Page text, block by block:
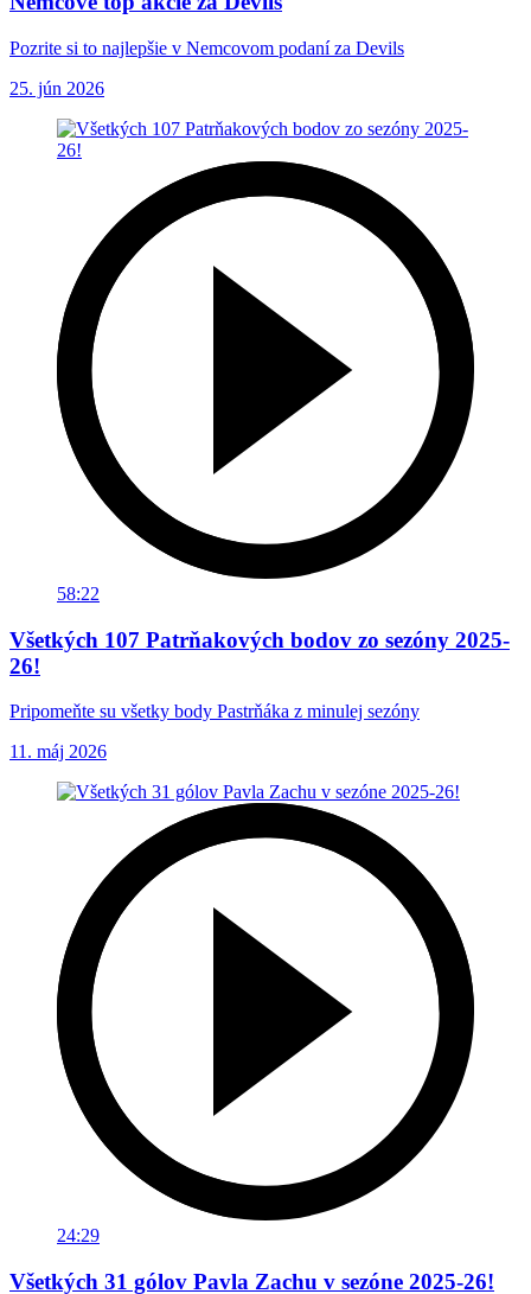
Pozrite si to najlepšie v Nemcovom podaní za Devils
25. jún 2026
58:22
Všetkých 107 Patrňakových bodov zo sezóny 2025-
26!
Pripomeňte su všetky body Pastrňáka z minulej sezóny
11. máj 2026
24:29
Všetkých 31 gólov Pavla Zachu v sezóne 2025-26!